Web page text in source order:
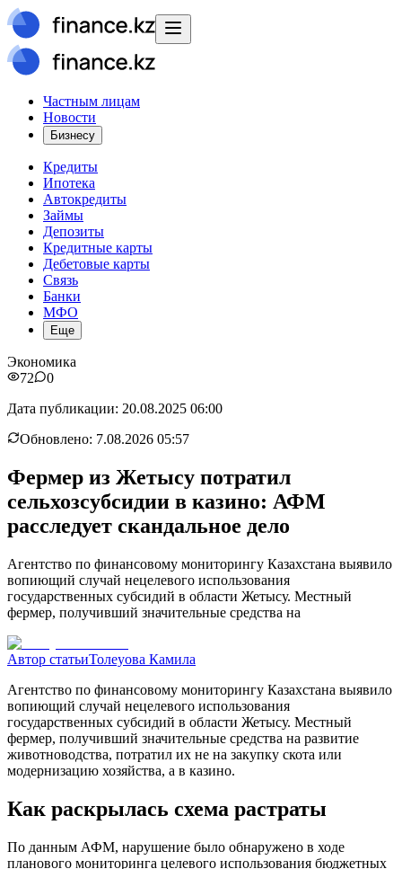
Частным лицам
Новости
Бизнесу
Кредиты
Ипотека
Автокредиты
Займы
Депозиты
Кредитные карты
Дебетовые карты
Связь
Банки
МФО
Еще
Экономика
72
0
Дата публикации: 20.08.2025 06:00
Обновлено: 7.08.2026 05:57
Фермер из Жетысу потратил
сельхозсубсидии в казино: АФМ
расследует скандальное дело
Агентство по финансовому мониторингу Казахстана выявило
вопиющий случай нецелевого использования
государственных субсидий в области Жетысу. Местный
фермер, получивший значительные средства на
Автор статьиТолеуова Камила
Агентство по финансовому мониторингу Казахстана выявило
вопиющий случай нецелевого использования
государственных субсидий в области Жетысу. Местный
фермер, получивший значительные средства на развитие
животноводства, потратил их не на закупку скота или
модернизацию хозяйства, а в казино.
Как раскрылась схема растраты
По данным АФМ, нарушение было обнаружено в ходе
планового мониторинга целевого использования бюджетных